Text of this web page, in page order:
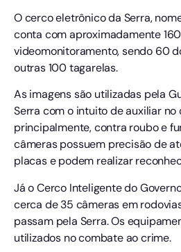
O cerco eletrônico da Serra,
conta com aproximadamente
videomonitoramento, sendo 60
outras 100 tagarelas.
As imagens são utilizadas pela
Serra com o intuito de auxiliar
principalmente, contra roubo e
câmeras possuem precisão de
placas e podem realizar
Já o Cerco Inteligente do
cerca de 35 câmeras em
passam pela Serra. Os
utilizados no combate ao crime.